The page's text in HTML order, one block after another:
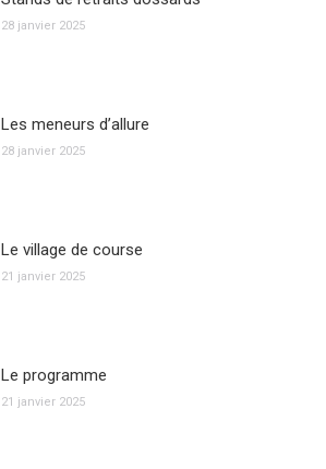
28 janvier 2025
Les meneurs d’allure
28 janvier 2025
Le village de course
21 janvier 2025
Le programme
21 janvier 2025